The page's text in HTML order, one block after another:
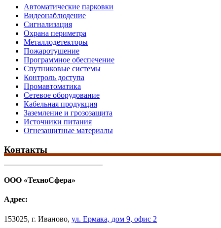
Автоматические парковки
Видеонаблюдение
Сигнализация
Охрана периметра
Металлодетекторы
Пожаротушение
Программное обеспечение
Спутниковые системы
Контроль доступа
Промавтоматика
Сетевое оборудование
Кабельная продукция
Заземление и грозозащита
Источники питания
Огнезащитные материалы
Контакты
ООО «ТехноСфера»
Адрес:
153025, г. Иваново, ул. Ермака, дом 9, офис 2